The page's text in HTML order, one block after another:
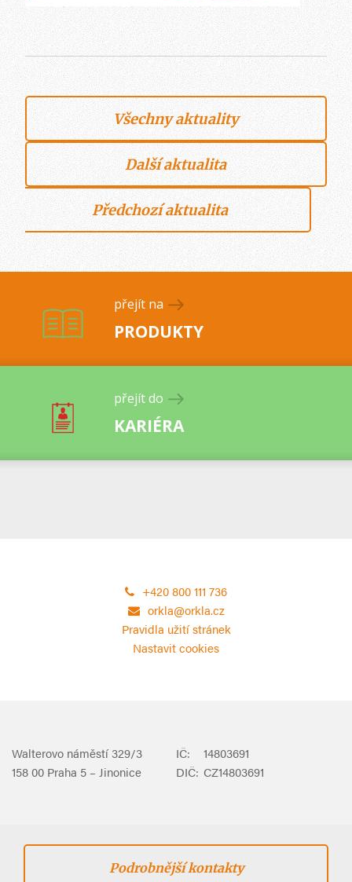
Všechny aktuality
Další aktualita
Předchozí aktualita
přejít na
PRODUKTY
přejít do
KARIÉRA
+420 800 111 736
orkla@orkla.cz
Pravidla užití stránek
Nastavit cookies
Walterovo náměstí 329/3
158 00 Praha 5 – Jinonice
IČ:
14803691
DIČ: CZ14803691
Podrobnější kontakty